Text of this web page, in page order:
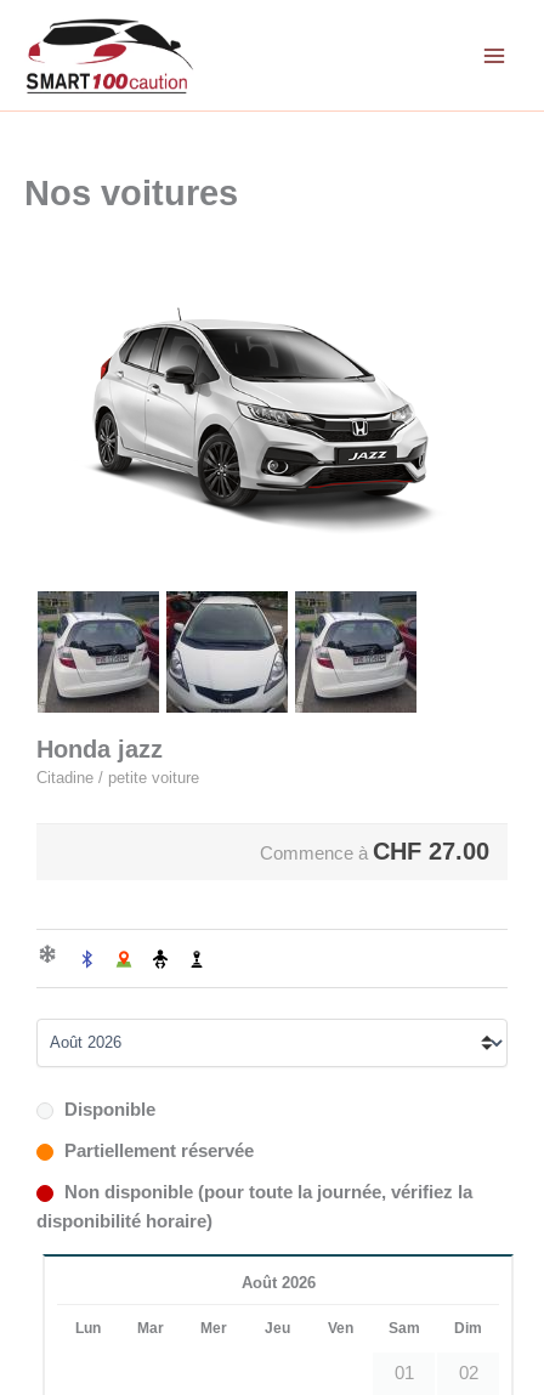
contenu
Nos voitures
Honda jazz
Citadine / petite voiture
Commence à CHF 27.00
Disponible
Partiellement réservée
Non disponible (pour toute la journée, vérifiez la
disponibilité horaire)
Août 2026
Lun Mar Mer Jeu Ven Sam Dim
01 02